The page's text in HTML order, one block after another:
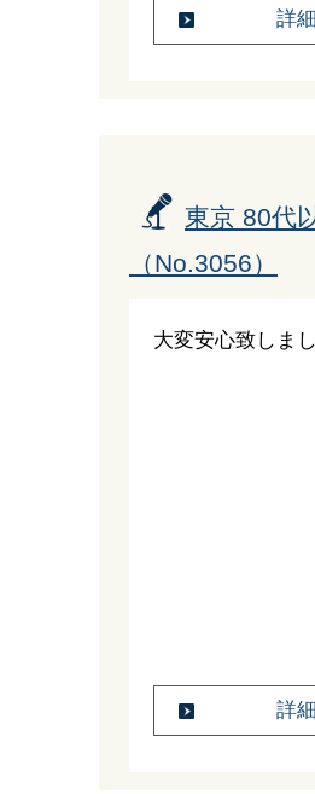
詳
東京 80代
（No.3056）
大変安心致しまし
詳